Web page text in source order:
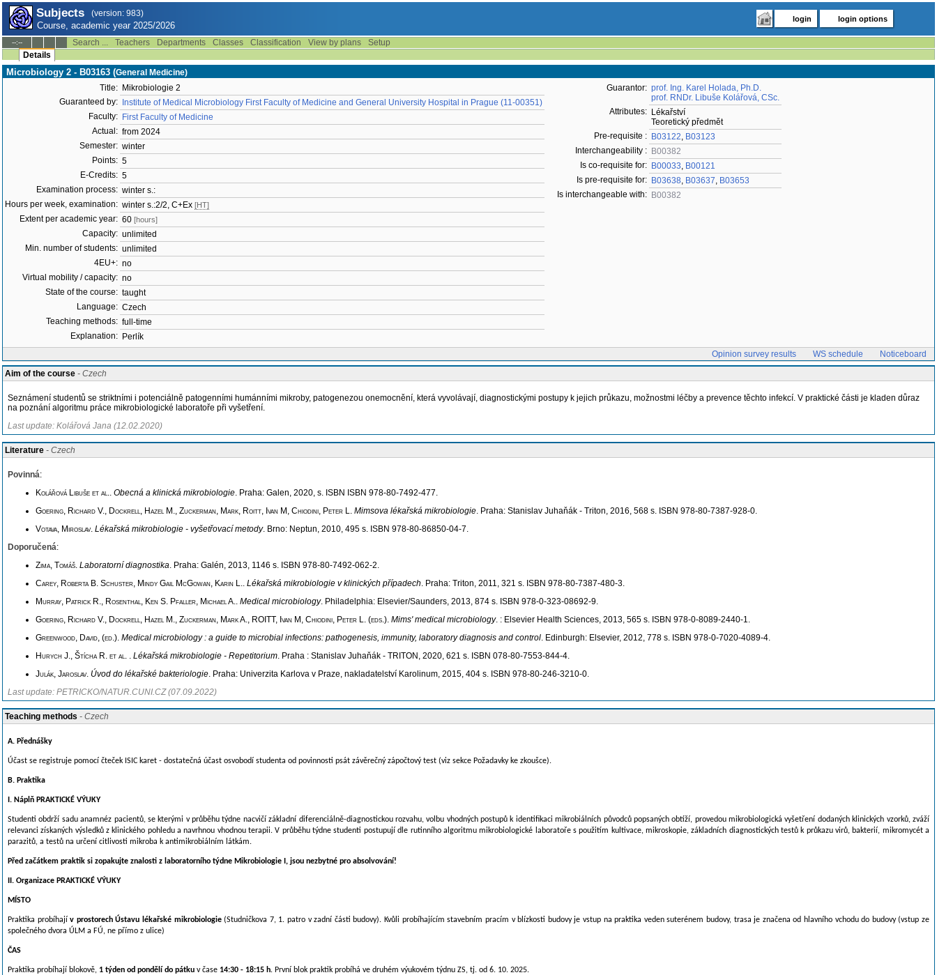
Subjects (version: 983)
Course, academic year 2025/2026
login login options
--:-- Search ... Teachers Departments Classes Classification View by plans
Setup
Details
Microbiology 2 - B03163 (General Medicine)
Title: Mikrobiologie 2
Guaranteed by:
Institute of Medical Microbiology First Faculty of Medicine and General University Hospital in Prague (11-00351)
Faculty: First Faculty of Medicine
Actual: from 2024
Semester: winter
Points: 5
E-Credits: 5
Examination process: winter s.:
Hours per week, examination: winter s.:2/2, C+Ex [HT]
Extent per academic year: 60 [hours]
Capacity: unlimited
Min. number of students: unlimited
4EU+: no
Virtual mobility / capacity: no
State of the course: taught
Language: Czech
Teaching methods: full-time
Explanation: Perlík
Guarantor: prof. Ing. Karel Holada, Ph.D.
prof. RNDr. Libuše Kolářová, CSc.
Attributes: Lékařství
Teoretický předmět
Pre-requisite : B03122, B03123
Interchangeability : B00382
Is co-requisite for: B00033, B00121
Is pre-requisite for: B03638, B03637, B03653
Is interchangeable with: B00382
Opinion survey results WS schedule
Noticeboard
Aim of the course - Czech
Seznámení studentů se striktními i potenciálně patogenními humánními mikroby, patogenezou onemocnění, která vyvolávají, diagnostickými postupy k jejich průkazu, možnostmi léčby a prevence těchto infekcí. V praktické části je kladen důraz
na poznání algoritmu práce mikrobiologické laboratoře při vyšetření.
Last update: Kolářová Jana (12.02.2020)
Literature - Czech
Povinná:
Kolářová Libuše et al.. Obecná a klinická mikrobiologie. Praha: Galen, 2020, s. ISBN ISBN 978-80-7492-477.
Goering, Richard V., Dockrell, Hazel M., Zuckerman, Mark, Roitt, Ivan M, Chiodini, Peter L. Mimsova lékařská mikrobiologie. Praha: Stanislav Juhaňák - Triton, 2016, 568 s. ISBN 978-80-7387-928-0.
Votava, Miroslav. Lékařská mikrobiologie - vyšetřovací metody. Brno: Neptun, 2010, 495 s. ISBN 978-80-86850-04-7.
Doporučená:
Zima, Tomáš. Laboratorní diagnostika. Praha: Galén, 2013, 1146 s. ISBN 978-80-7492-062-2.
Carey, Roberta B. Schuster, Mindy Gail McGowan, Karin L.. Lékařská mikrobiologie v klinických případech. Praha: Triton, 2011, 321 s. ISBN 978-80-7387-480-3.
Murray, Patrick R., Rosenthal, Ken S. Pfaller, Michael A.. Medical microbiology. Philadelphia: Elsevier/Saunders, 2013, 874 s. ISBN 978-0-323-08692-9.
Goering, Richard V., Dockrell, Hazel M., Zuckerman, Mark A., ROITT, Ivan M, Chiodini, Peter L. (eds.). Mims' medical microbiology. : Elsevier Health Sciences, 2013, 565 s. ISBN 978-0-8089-2440-1.
Greenwood, David, (ed.). Medical microbiology : a guide to microbial infections: pathogenesis, immunity, laboratory diagnosis and control. Edinburgh: Elsevier, 2012, 778 s. ISBN 978-0-7020-4089-4.
Hurych J., Štícha R. et al. . Lékařská mikrobiologie - Repetitorium. Praha : Stanislav Juhaňák - TRITON, 2020, 621 s. ISBN 078-80-7553-844-4.
Julák, Jaroslav. Úvod do lékařské bakteriologie. Praha: Univerzita Karlova v Praze, nakladatelství Karolinum, 2015, 404 s. ISBN 978-80-246-3210-0.
Last update: PETRICKO/NATUR.CUNI.CZ (07.09.2022)
Teaching methods - Czech
A. Přednášky
Účast se registruje pomocí čteček ISIC karet - dostatečná účast osvobodí studenta od povinnosti psát závěrečný zápočtový test (viz sekce Požadavky ke zkoušce).
B. Praktika
I. Náplň PRAKTICKÉ VÝUKY
Studenti obdrží sadu anamnéz pacientů, se kterými v průběhu týdne nacvičí základní diferenciálně-diagnostickou rozvahu, volbu vhodných postupů k identifikaci mikrobiálních původců popsaných obtíží, provedou mikrobiologická vyšetření dodaných klinických vzorků, zváží
relevanci získaných výsledků z klinického pohledu a navrhnou vhodnou terapii. V průběhu týdne studenti postupují dle rutinního algoritmu mikrobiologické laboratoře s použitím kultivace, mikroskopie, základních diagnostických testů k průkazu virů, bakterií, mikromycét a
parazitů, a testů na určení citlivosti mikroba k antimikrobiálním látkám.
Před začátkem praktik si zopakujte znalosti z laboratorního týdne Mikrobiologie I, jsou nezbytné pro absolvování!
II. Organizace PRAKTICKÉ VÝUKY
MÍSTO
Praktika probíhajív prostorech Ústavu lékařské mikrobiologie(Studničkova 7, 1. patro v zadní části budovy). Kvůli probíhajícím stavebním pracím v blízkosti budovy je vstup na praktika veden suterénem budovy, trasa je značena od hlavního vchodu do budovy (vstup ze
společného dvora ÚLM a FÚ, ne přímo z ulice)
ČAS
Praktika probíhají blokově, 1 týden od pondělí do pátku v čase 14:30 - 18:15 h. První blok praktik probíhá ve druhém výukovém týdnu ZS, tj. od 6. 10. 2025.